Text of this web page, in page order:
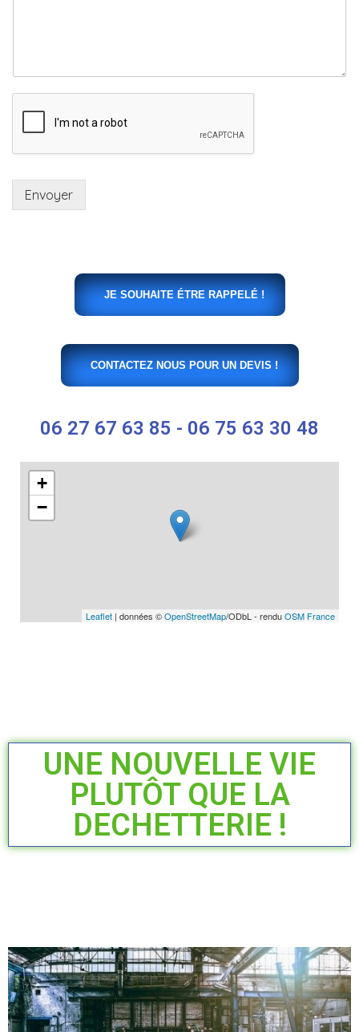
Envoyer
JE SOUHAITE ÉTRE RAPPELÉ !
CONTACTEZ NOUS POUR UN DEVIS !
06 27 67 63 85 - 06 75 63 30 48
+
−
Leaflet | données ©OpenStreetMap/ODbL - renduOSM France
UNE NOUVELLE VIE
PLUTÔT QUE LA
DECHETTERIE !